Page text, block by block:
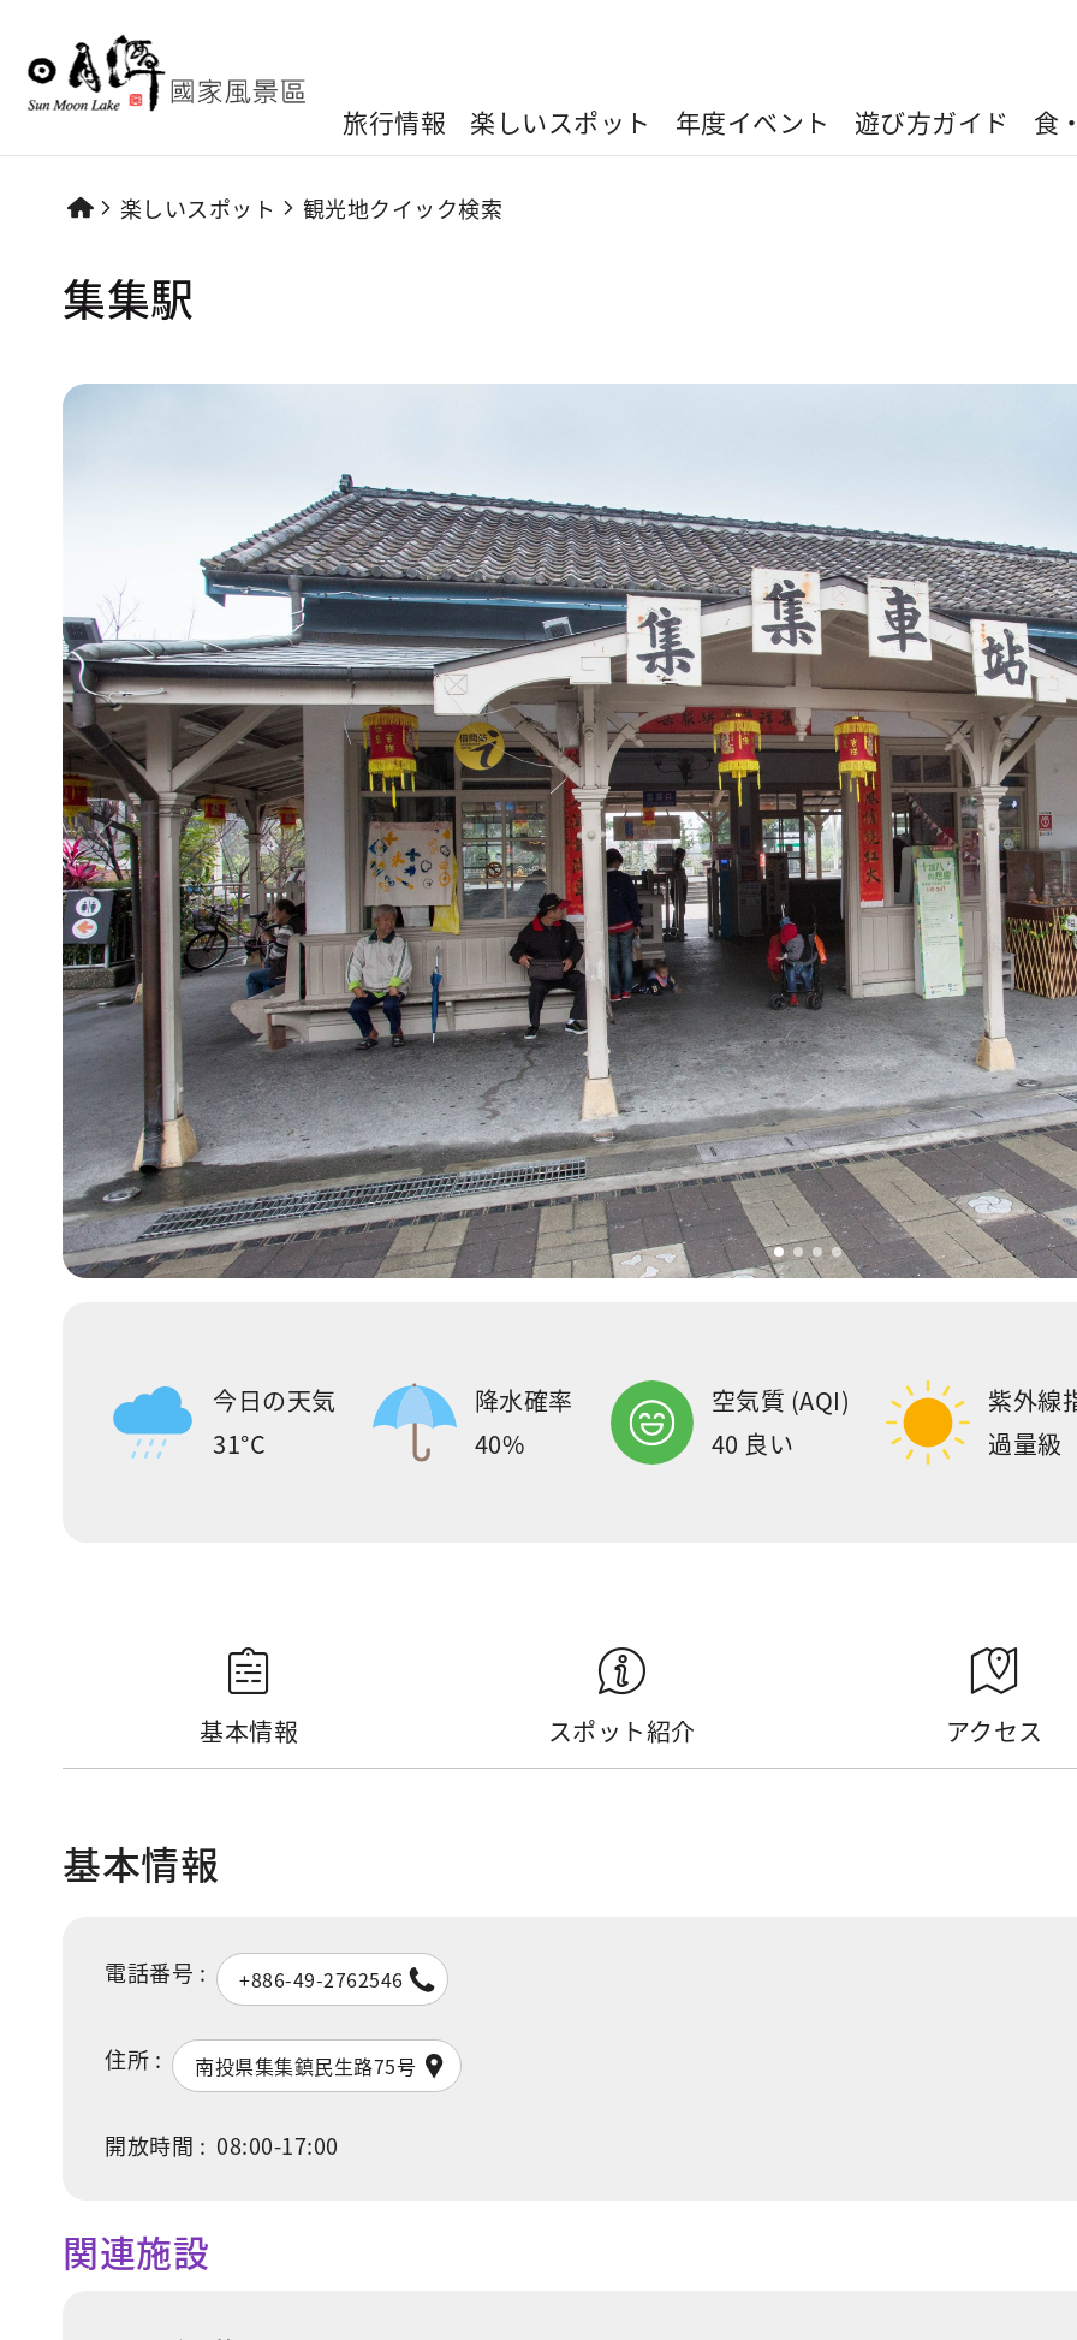
旅行情報 楽しいスポット 年度イベント 遊び方ガイド 食
楽しいスポット 観光地クイック検索
集集駅
今日の天気
31°C
降水確率
40%
空気質 (AQI)
40 良い
紫外線
過量級
基本情報 スポット紹介 アクセス
基本情報
電話番号 : +886-49-2762546
住所 : 南投県集集鎮民生路75号
開放時間 : 08:00-17:00
関連施設